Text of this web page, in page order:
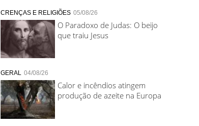
CRENÇAS E RELIGIÕES 05/08/26
O Paradoxo de Judas: O beijo
que traiu Jesus
GERAL 04/08/26
Calor e incêndios atingem
produção de azeite na Europa